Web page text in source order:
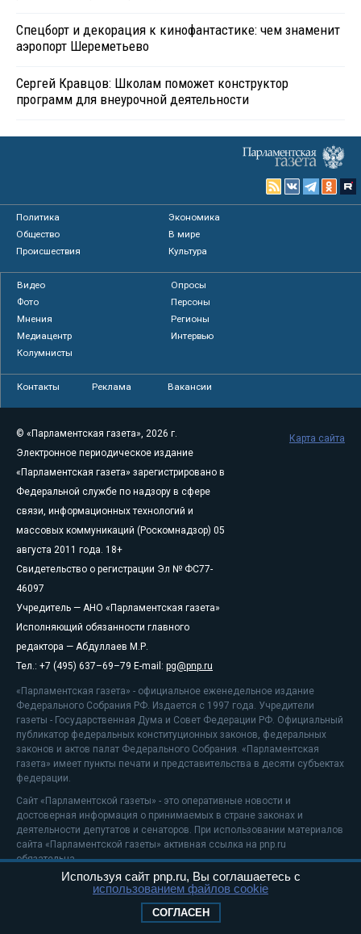
Спецборт и декорация к кинофантастике: чем знаменит
аэропорт Шереметьево
Сергей Кравцов: Школам поможет конструктор
программ для внеурочной деятельности
Политика
Экономика
Общество
В мире
Происшествия
Культура
Видео
Опросы
Фото
Персоны
Мнения
Регионы
Медиацентр
Интервью
Колумнисты
Контакты Реклама Вакансии
© «Парламентская газета», 2026 г.
Электронное периодическое издание
«Парламентская газета» зарегистрировано в
Федеральной службе по надзору в сфере
связи, информационных технологий и
массовых коммуникаций (Роскомнадзор) 05
августа 2011 года. 18+
Свидетельство о регистрации Эл № ФС77-
46097
Учредитель — АНО «Парламентская газета»
Исполняющий обязанности главного
редактора — Абдуллаев М.Р.
Тел.: +7 (495) 637–69–79 E-mail: pg@pnp.ru
«Парламентская газета» - официальное еженедельное издание
Федерального Собрания РФ. Издается с 1997 года. Учредители
газеты - Государственная Дума и Совет Федерации РФ. Официальный
публикатор федеральных конституционных законов, федеральных
законов и актов палат Федерального Собрания. «Парламентская
газета» имеет пункты печати и представительства в десяти субъектах
федерации.
Сайт «Парламентской газеты» - это оперативные новости и
достоверная информация о принимаемых в стране законах и
деятельности депутатов и сенаторов. При использовании материалов
сайта «Парламентской газеты» активная ссылка на pnp.ru
обязательна.
На информационном ресурсе применяютсярекомендательные
Положение о защите персональных данных
Карта сайта
Используя сайт pnp.ru, Вы соглашаетесь с
использованием файлов cookie
СОГЛАСЕН